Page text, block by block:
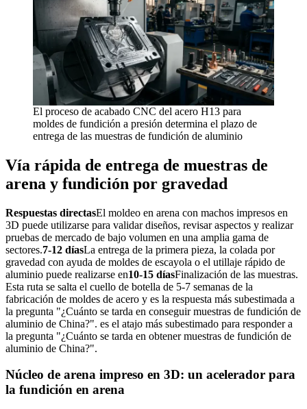
El proceso de acabado CNC del acero H13 para
moldes de fundición a presión determina el plazo de
entrega de las muestras de fundición de aluminio
Vía rápida de entrega de muestras de
arena y fundición por gravedad
Respuestas directasEl moldeo en arena con machos impresos en
3D puede utilizarse para validar diseños, revisar aspectos y realizar
pruebas de mercado de bajo volumen en una amplia gama de
sectores.7-12 díasLa entrega de la primera pieza, la colada por
gravedad con ayuda de moldes de escayola o el utillaje rápido de
aluminio puede realizarse en10-15 díasFinalización de las muestras.
Esta ruta se salta el cuello de botella de 5-7 semanas de la
fabricación de moldes de acero y es la respuesta más subestimada a
la pregunta "¿Cuánto se tarda en conseguir muestras de fundición de
aluminio de China?". es el atajo más subestimado para responder a
la pregunta "¿Cuánto se tarda en obtener muestras de fundición de
aluminio de China?".
Núcleo de arena impreso en 3D: un acelerador para
la fundición en arena